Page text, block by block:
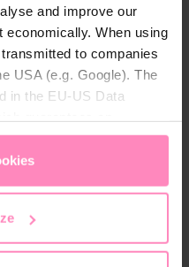
and improve our
economically. When using
to companies
USA (e.g. Google). The
in the EU-US Data
You canaccept all
cookies
setting at any time in
die Reinigung des
leicht selbst
müssen die
des
EasyClean befolgt
& sicher
System besteht aus